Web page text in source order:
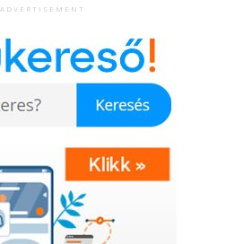
ADVERTISEMENT